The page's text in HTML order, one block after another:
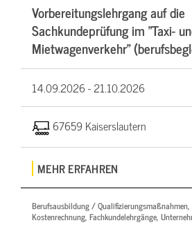
Vorbereitungslehrgang auf die
Sachkundeprüfung im "Taxi-
Mietwagenverkehr"
14.09.2026 -21.10.2026
67659 Kaiserslautern
MEHR ERFAHREN
Berufsausbildung /
Kostenrechnung, Fachkundelehrgänge,